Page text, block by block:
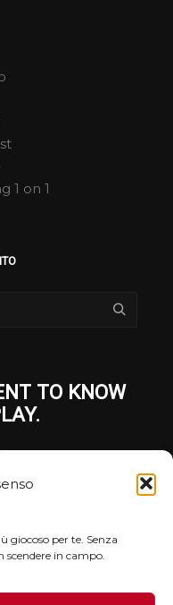
giocoso per te. Senza
scendere in campo.
1 on 1
TO KNOW